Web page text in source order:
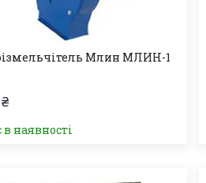
Млин МЛИН-1
наявності